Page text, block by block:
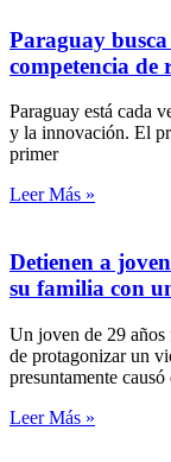
Paraguay
competencia de
Paraguay está cada
y la innovación. El
primer
Leer Más »
Detienen a
su familia con
Un joven de 29
de protagonizar un
presuntamente causó
Leer Más »